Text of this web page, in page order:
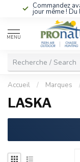
Commandez
jour même ! Du
MENU
Accueil / Marques
LASKA